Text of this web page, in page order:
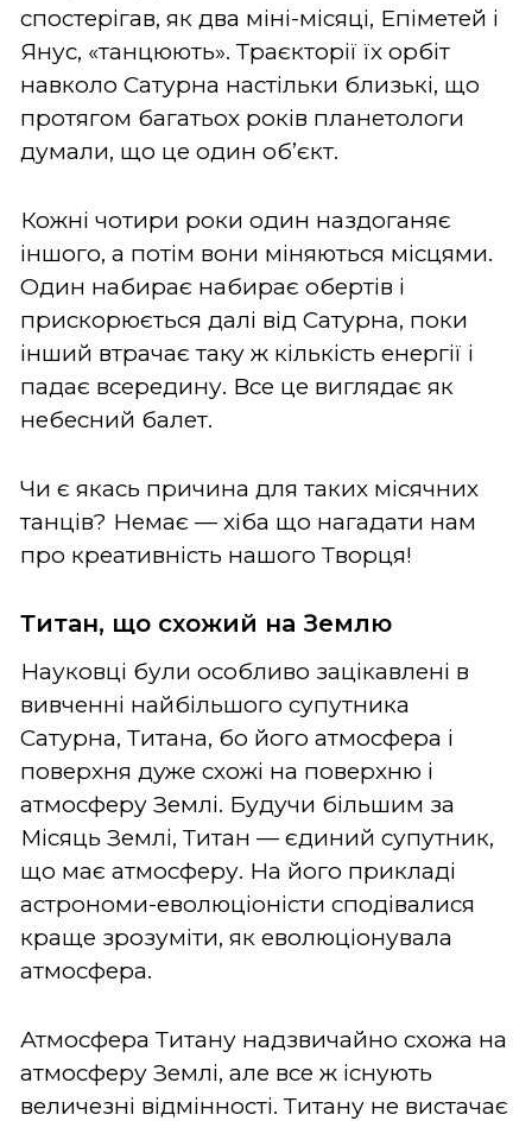
спостерігав, як два міні-місяці, Епіметей і
Янус, «танцюють». Траєкторії їх орбіт
навколо Сатурна настільки близькі, що
протягом багатьох років планетологи
думали, що це один об’єкт.
Кожні чотири роки один наздоганяє
іншого, а потім вони міняються місцями.
Один набирає набирає обертів і
прискорюється далі від Сатурна, поки
інший втрачає таку ж кількість енергії і
падає всередину. Все це виглядає як
небесний балет.
Чи є якась причина для таких місячних
танців? Немає — хіба що нагадати нам
про креативність нашого Творця!
Титан, що схожий на Землю
Науковці були особливо зацікавлені в
вивченні найбільшого супутника
Сатурна, Титана, бо його атмосфера і
поверхня дуже схожі на поверхню і
атмосферу Землі. Будучи більшим за
Місяць Землі, Титан — єдиний супутник,
що має атмосферу. На його прикладі
астрономи-еволюціоністи сподівалися
краще зрозуміти, як еволюціонувала
атмосфера.
Атмосфера Титану надзвичайно схожа на
атмосферу Землі, але все ж існують
величезні відмінності. Титану не вистачає